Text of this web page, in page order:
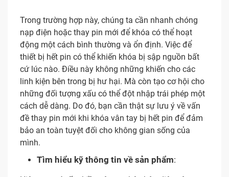
Trong trường hợp này, chúng ta cần nhanh chóng
nạp điện hoặc thay pin mới để khóa có thể hoạt
động một cách bình thường và ổn định. Việc để
thiết bị hết pin có thể khiến khóa bị sập nguồn bất
cứ lúc nào. Điều này không những khiến cho các
linh kiện bên trong bị hư hại. Mà còn tạo cơ hội cho
những đối tượng xấu có thể đột nhập trái phép một
cách dễ dàng. Do đó, bạn cần thật sự lưu ý về vấn
đề thay pin mới khi khóa vân tay bị hết pin để đảm
bảo an toàn tuyệt đối cho không gian sống của
mình.
Tìm hiểu kỹ thông tin về sản phẩm: